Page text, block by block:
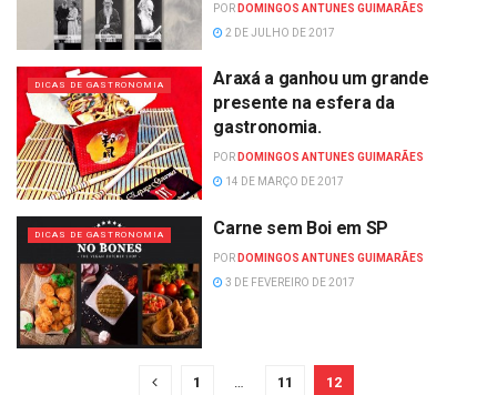
POR DOMINGOS ANTUNES GUIMARÃES
2 DE JULHO DE 2017
DICAS DE GASTRONOMIA
Araxá a ganhou um grande
presente na esfera da
gastronomia.
POR DOMINGOS ANTUNES GUIMARÃES
14 DE MARÇO DE 2017
DICAS DE GASTRONOMIA Carne sem Boi em SP
POR DOMINGOS ANTUNES GUIMARÃES
3 DE FEVEREIRO DE 2017
1 … 11 12